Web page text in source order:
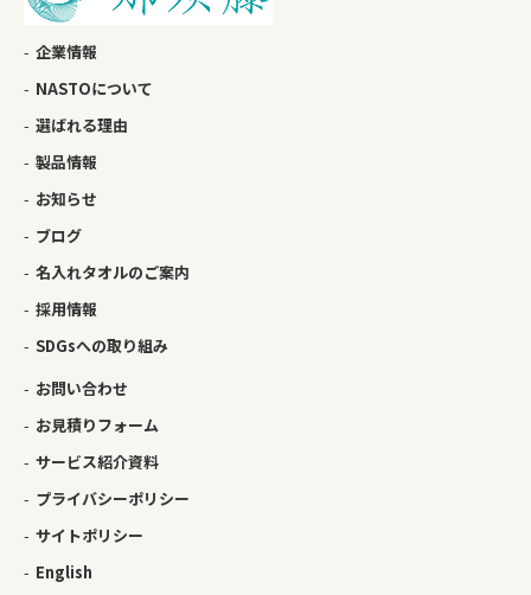
企業情報
NASTOについて
選ばれる理由
製品情報
お知らせ
ブログ
名入れタオルのご案内
採用情報
SDGsへの取り組み
お問い合わせ
お見積りフォーム
サービス紹介資料
プライバシーポリシー
サイトポリシー
English